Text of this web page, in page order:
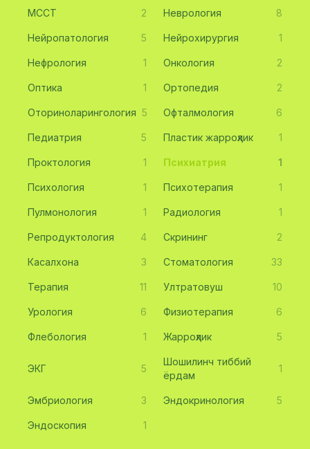
МССТ 2 Неврология 8
Нейропатология 5 Нейрохирургия 1
Нефрология 1 Онкология 2
Оптика 1 Ортопедия 2
Оториноларингология 5 Офталмология 6
Педиатрия 5 Пластик жарроҳлик 1
Проктология 1 Психиатрия 1
Психология 1 Психотерапия 1
Пулмонология 1 Радиология 1
Репродуктология 4 Скрининг 2
Касалхона 3 Стоматология 33
Терапия 11 Ултратовуш 10
Урология 6 Физиотерапия 6
Флебология 1 Жарроҳлик 5
ЭКГ 5
Шошилинч тиббий
ёрдам
1
Эмбриология 3 Эндокринология 5
Эндоскопия 1